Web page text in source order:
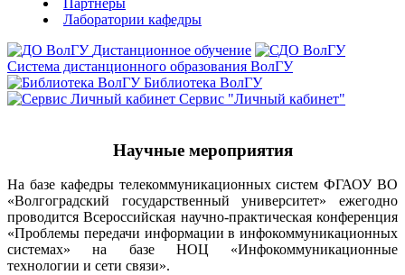
Партнёры
Лаборатории кафедры
Дистанционное обучение
Система дистанционного образования ВолГУ
Библиотека ВолГУ
Сервис "Личный кабинет"
Научные мероприятия
На базе кафедры телекоммуникационных систем ФГАОУ ВО
«Волгоградский государственный университет» ежегодно
проводится Всероссийская научно-практическая конференция
«Проблемы передачи информации в инфокоммуникационных
системах» на базе НОЦ «Инфокоммуникационные
технологии и сети связи».